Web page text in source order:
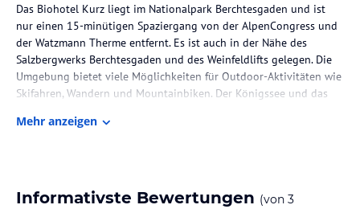
Das Biohotel Kurz liegt im Nationalpark Berchtesgaden und ist
nur einen 15-minütigen Spaziergang von der AlpenCongress und
der Watzmann Therme entfernt. Es ist auch in der Nähe des
Salzbergwerks Berchtesgaden und des Weinfeldlifts gelegen. Die
Umgebung bietet viele Möglichkeiten für Outdoor-Aktivitäten wie
Skifahren, Wandern und Mountainbiken. Der Königssee und das
ausgestattet sind. Jedes Zimmer bietet kostenloses WLAN und auf
Mehr anzeigen
Informativste Bewertungen (von 3